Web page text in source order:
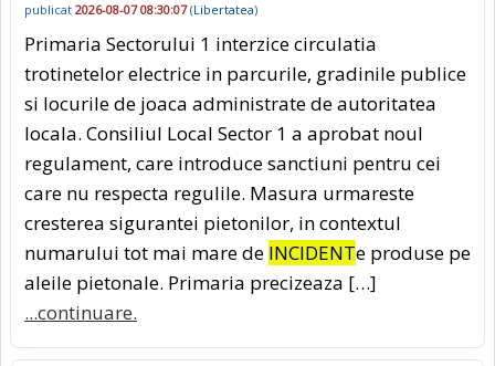
publicat 2026-08-07 08:30:07(Libertatea)
Primaria Sectorului 1 interzice circulatia
trotinetelor electrice in parcurile, gradinile publice
si locurile de joaca administrate de autoritatea
locala. Consiliul Local Sector 1 a aprobat noul
regulament, care introduce sanctiuni pentru cei
care nu respecta regulile. Masura urmareste
cresterea sigurantei pietonilor, in contextul
numarului tot mai mare de INCIDENTe produse pe
aleile pietonale. Primaria precizeaza […]
...continuare.